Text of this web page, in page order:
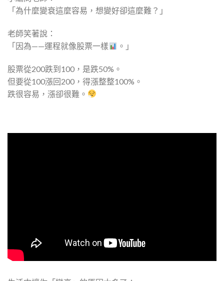
「為什麼變衰這麼容易，想變好卻這麼難？」
老師笑著說：
「因為——運程就像股票一樣
。」
股票從200跌到100，是跌50%。
但要從100漲回200，得漲整整100%。
跌很容易，漲卻很難。